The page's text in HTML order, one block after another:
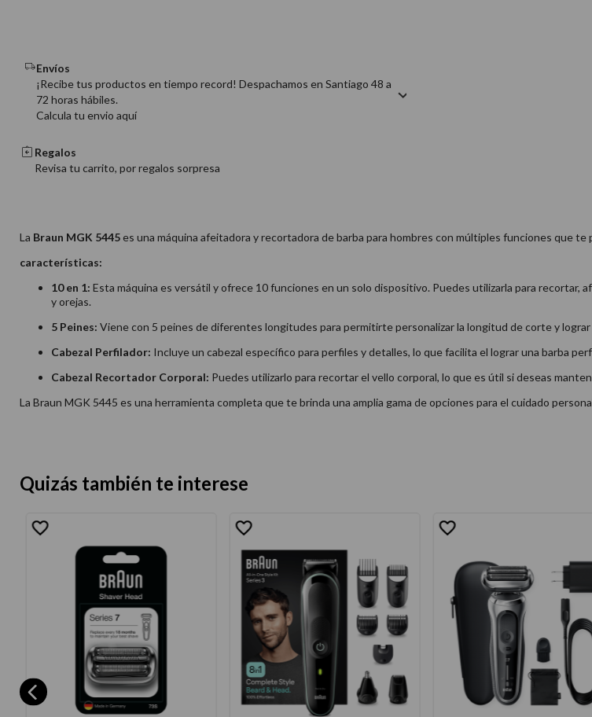
Envíos
¡Recibe tus productos en tiempo record! Despachamos en Santiago 48 a
72 horas hábiles.
Calcula tu envio aquí
Regalos
Revisa tu carrito, por regalos sorpresa
La Braun MGK 5445es una máquina afeitadora y recortadora de barba para hombres con múltiples funciones que te
características:
10 en 1: Esta máquina es versátil y ofrece 10 funciones en un solo dispositivo. Puedes utilizarla para recortar,
y orejas.
5 Peines: Viene con 5 peines de diferentes longitudes para permitirte personalizar la longitud de corte y
Cabezal Perfilador: Incluye un cabezal específico para perfiles y detalles, lo que facilita el lograr una barba
Cabezal Recortador Corporal: Puedes utilizarlo para recortar el vello corporal, lo que es útil si deseas
La Braun MGK 5445 es una herramienta completa que te brinda una amplia gama de opciones para el cuidado
Quizás también te interese